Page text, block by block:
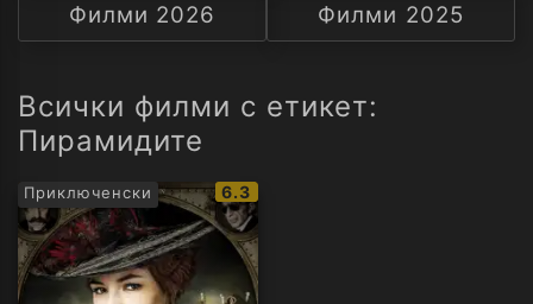
А
Филми 2026
Филми 2025
Всички филми с етикет:
Пирамидите
Приключенски
IMDb
рейтинг:
6.3